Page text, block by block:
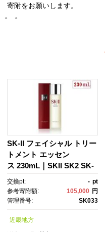
寄附をお願いします。
SK-II フェイシャル トリー
トメント エッセン
ス 230mL｜SKII SK2 SK-
2 SK エスケーツー エスケ
ーツ エスケｰ ピテラ スキ
ンケア 化粧品 ｺｽﾒ フェイ
センス フェイシャルトリ
交換pt: - pt
参考寄附額:
105,000 円
管理番号:
SK033
近畿地方